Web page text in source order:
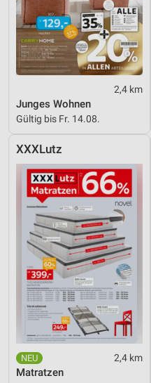
2,4 km
Junges Wohnen
Gültig bis Fr. 14.08.
XXXLutz
2,4 km
Matratzen